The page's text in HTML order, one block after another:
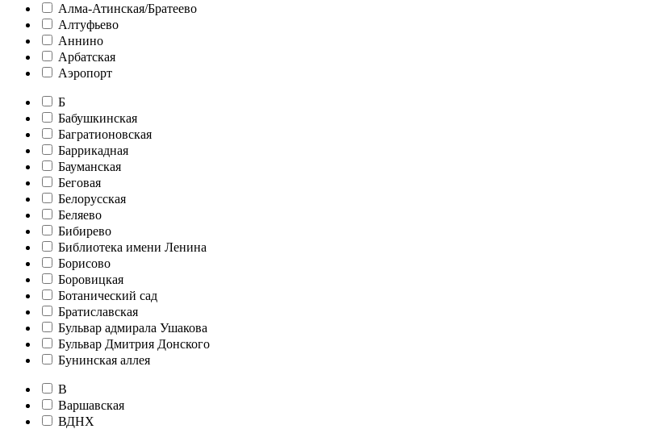
Алма-Атинская/Братеево
Алтуфьево
Аннино
Арбатская
Аэропорт
Б
Бабушкинская
Багратионовская
Баррикадная
Бауманская
Беговая
Белорусская
Беляево
Бибирево
Библиотека имени Ленина
Борисово
Боровицкая
Ботанический сад
Братиславская
Бульвар адмирала Ушакова
Бульвар Дмитрия Донского
Бунинская аллея
В
Варшавская
ВДНХ